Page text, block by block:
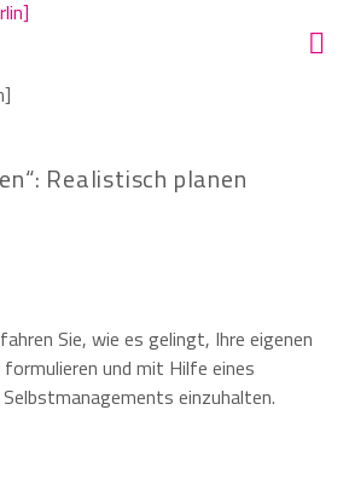
Realistisch planen
Sie, wie es gelingt, Ihre eigenen
und mit Hilfe eines
einzuhalten.